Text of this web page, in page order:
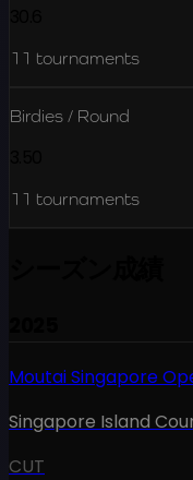
11 tournaments
Birdies / Round
11 tournaments
Moutai Singapore
Singapore Island
CUT